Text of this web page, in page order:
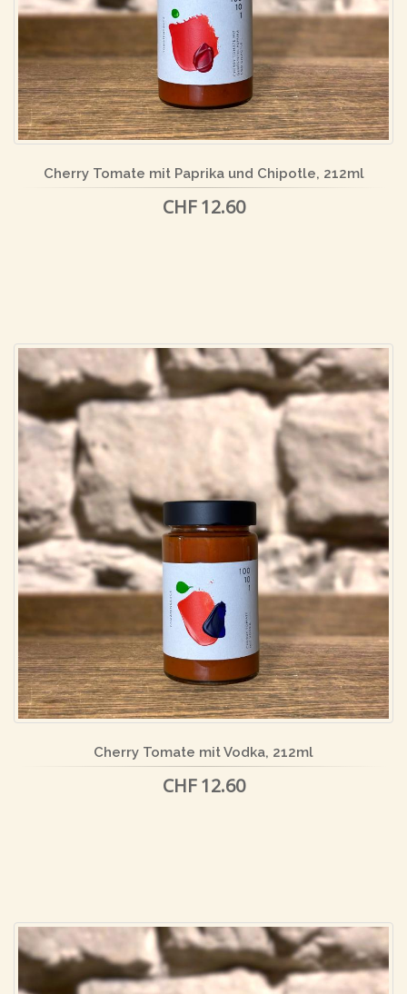
Cherry Tomate mit Paprika und Chipotle, 212ml
CHF 12.60
Cherry Tomate mit Vodka, 212ml
CHF 12.60